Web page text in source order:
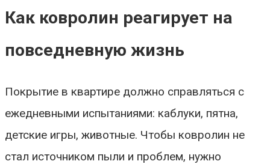
Как ковролин реагирует на
повседневную жизнь
Покрытие в квартире должно справляться с
ежедневными испытаниями: каблуки, пятна,
детские игры, животные. Чтобы ковролин не
стал источником пыли и проблем, нужно